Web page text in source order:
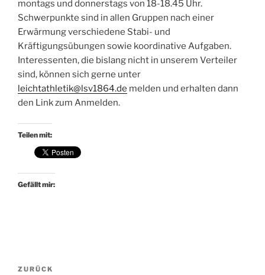
montags und donnerstags von 18-18.45 Uhr.
Schwerpunkte sind in allen Gruppen nach einer
Erwärmung verschiedene Stabi- und
Kräftigungsübungen sowie koordinative Aufgaben.
Interessenten, die bislang nicht in unserem Verteiler
sind, können sich gerne unter
leichtathletik@lsv1864.de melden und erhalten dann
den Link zum Anmelden.
Teilen mit:
Gefällt mir:
Beitragsnavigation
Vorheriger
ZURÜCK